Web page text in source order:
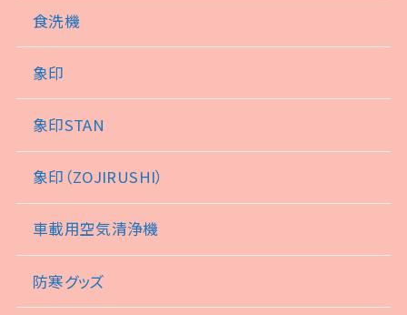
食洗機
象印
象印STAN
象印（ZOJIRUSHI）
車載用空気清浄機
防寒グッズ